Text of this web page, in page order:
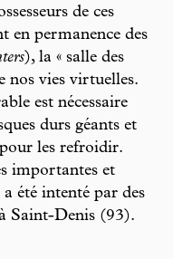
de ces
en permanence des
), la « salle des
nos vies virtuelles.
est nécessaire
durs géants et
les refroidir.
importantes et
été intenté par des
Saint-Denis (93).